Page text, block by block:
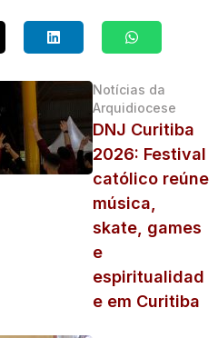
Notícias da
Arquidiocese
DNJ Curitiba
2026: Festival
católico reúne
música,
skate, games
e
espiritualidad
e em Curitiba